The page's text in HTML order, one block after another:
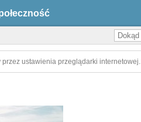
ustawienia przeglądarki internetowej.